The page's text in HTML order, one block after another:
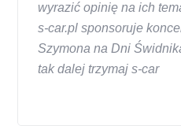
wyrazić opinię na ich
s-car.pl sponsoruje
Szymona na Dni
tak dalej trzymaj s-car